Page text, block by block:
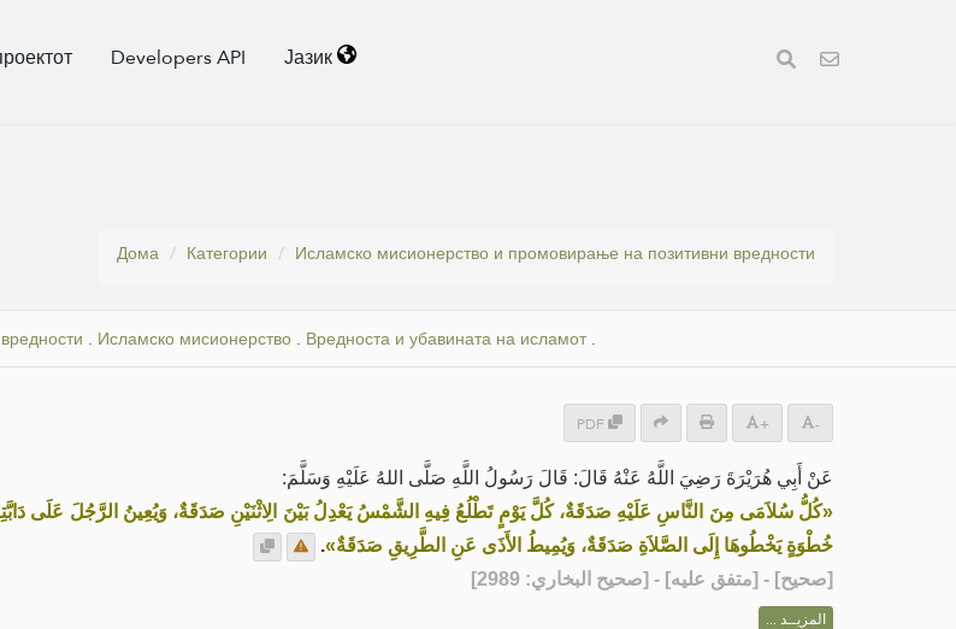
Developers API Јазик
Дома Категории Исламско мисионерство и промовирање на позитивни вредности
. Исламско мисионерство . Вредноста и убавината на исламот.
PDF + -
عَنْ أَبِي هُرَيْرَةَ رَضِيَ اللَّهُ عَنْهُ قَالَ: قَالَ رَسُولُ اللَّهِ صَلَّى اللهُ عَلَيْهِ وَسَلَّمَ:
«كُلُّ سُلاَمَى مِنَ النَّاسِ عَلَيْهِ صَدَقَةٌ، كُلَّ يَوْمٍ تَطْلُعُ فِيهِ الشَّمْسُ يَعْدِلُ بَيْنَ الِاثْنَيْنِ صَدَقَةٌ، وَيُعِينُ الرَّجُلَ عَلَى
خُطْوَةٍ يَخْطُوهَا إِلَى الصَّلاَةِ صَدَقَةٌ، وَيُمِيطُ الأَذَى عَنِ الطَّرِيقِ صَدَقَةٌ».
[صحيح] - [متفق عليه] - [صحيح البخاري: 2989]
المزيــد ...